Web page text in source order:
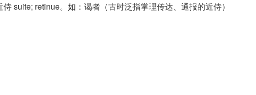
suite; retinue。如：谒者（古时泛指掌理传达、通报的近侍）